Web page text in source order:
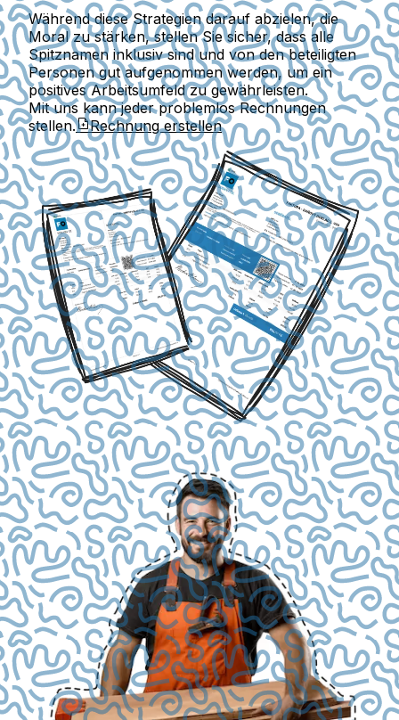
Während diese Strategien darauf abzielen, die
Moral zu stärken, stellen Sie sicher, dass alle
Spitznamen inklusiv sind und von den beteiligten
Personen gut aufgenommen werden, um ein
positives Arbeitsumfeld zu gewährleisten.
Mit uns kann jeder problemlos Rechnungen
stellen.
Rechnung erstellen